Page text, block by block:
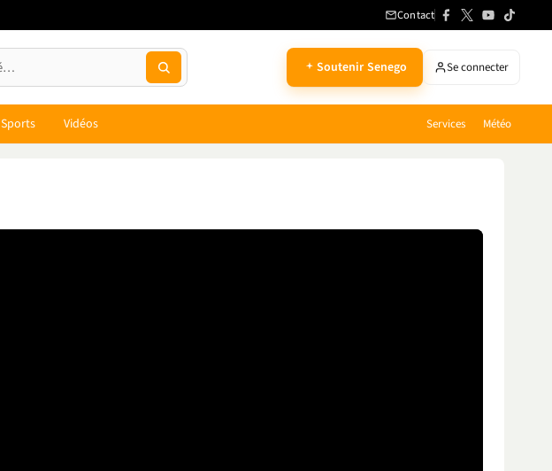
Contact
Soutenir Senego Se connecter
Sports Vidéos Services Météo